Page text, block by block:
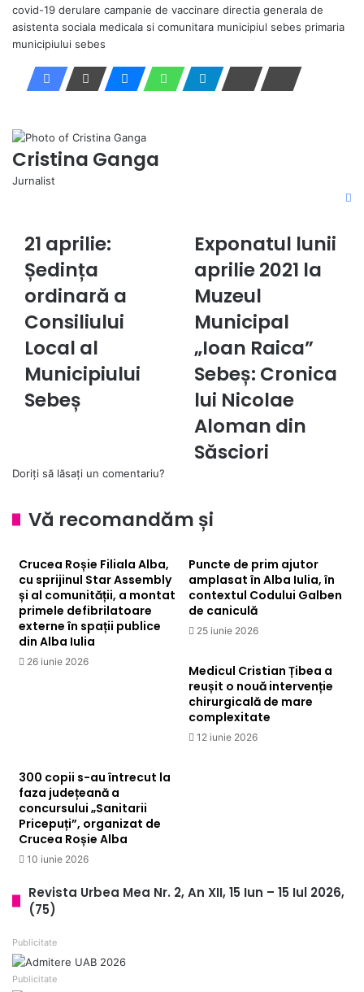
covid-19 derulare campanie de vaccinare directia generala de
asistenta sociala medicala si comunitara municipiul sebes primaria
municipiului sebes
Cristina Ganga
Jurnalist
21
Ședința
ordinară
a
Consiliului
Local
al
Municipiului
Sebeș
21 aprilie:
Ședința
ordinară a
Consiliului
Local al
Municipiului
Sebeș
Exponatul
aprilie
2021
la
Muzeul
Municipal
„Ioan
Raica”
Sebeș:
Cronica
lui
Nicolae
Aloman
Exponatul lunii
aprilie 2021 la
Muzeul
Municipal
„Ioan Raica”
Sebeș: Cronica
lui Nicolae
Aloman din
Săsciori
Doriți să lăsați un comentariu?
Vă recomandăm și
Crucea Roșie Filiala Alba,
cu sprijinul Star Assembly
și al comunității, a montat
primele defibrilatoare
externe în spații publice
din Alba Iulia
26 iunie 2026
Puncte de prim ajutor
amplasat în Alba Iulia, în
contextul Codului Galben
de caniculă
25 iunie 2026
Medicul Cristian Țibea a
reușit o nouă intervenție
chirurgicală de mare
complexitate
12 iunie 2026
300 copii s-au întrecut la
faza județeană a
concursului „Sanitarii
Pricepuți”, organizat de
Crucea Roșie Alba
10 iunie 2026
Revista Urbea Mea Nr. 2, An XII, 15 Iun – 15 Iul 2026,
(75)
Publicitate
Publicitate